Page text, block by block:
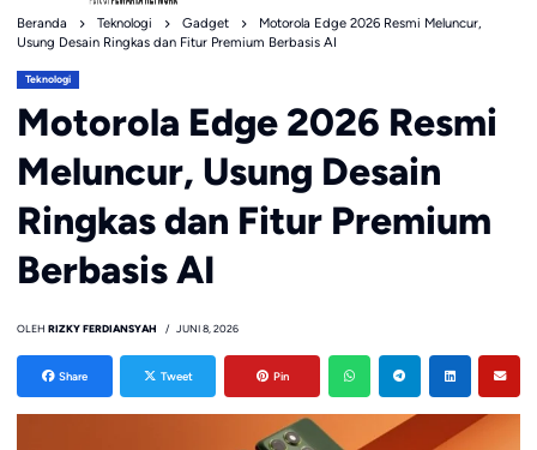
Beranda Teknologi Gadget
Motorola Edge 2026 Resmi Meluncur,
Usung Desain Ringkas dan Fitur Premium Berbasis AI
Teknologi
Motorola Edge 2026 Resmi
Meluncur, Usung Desain
Ringkas dan Fitur Premium
Berbasis AI
OLEH RIZKY FERDIANSYAH JUNI 8, 2026
Share Tweet Pin